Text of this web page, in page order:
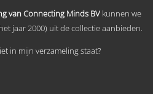
van Connecting Minds BV kunnen we
jaar 2000) uit de collectie aanbieden.
in mijn verzameling staat?